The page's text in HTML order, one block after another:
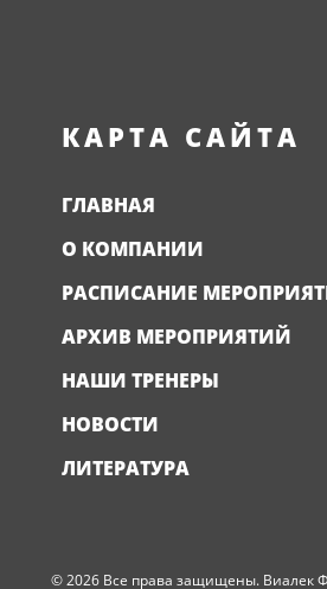
КАРТА САЙТА
ГЛАВНАЯ
О КОМПАНИИ
РАСПИСАНИЕ
АРХИВ МЕРОПРИЯТИЙ
НАШИ ТРЕНЕРЫ
НОВОСТИ
ЛИТЕРАТУРА
© 2026 Все права защищены. Виалек